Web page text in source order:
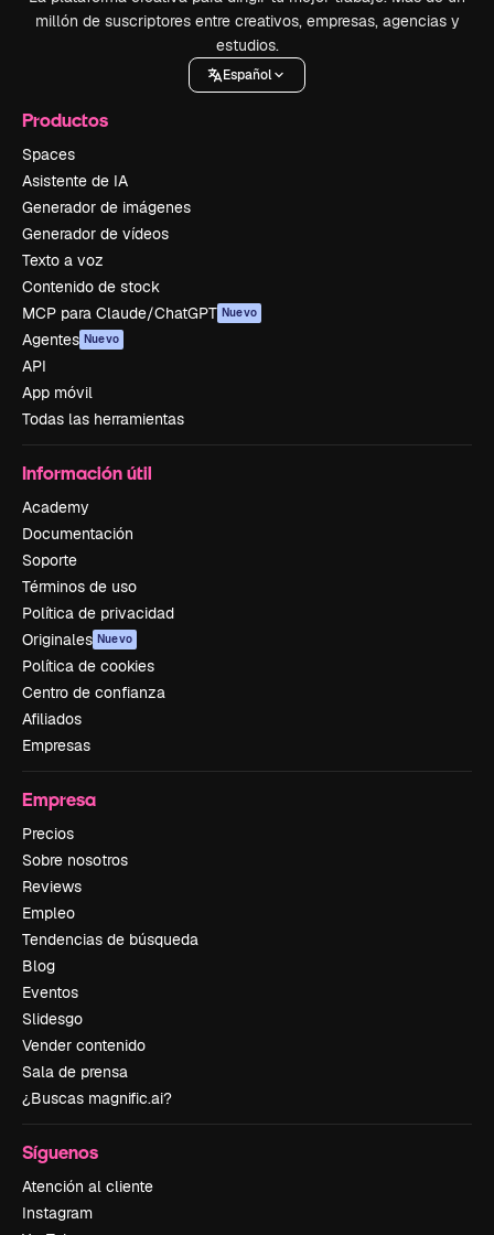
millón de suscriptores entre creativos, empresas, agencias y
estudios.
Español
Productos
Spaces
Asistente de IA
Generador de imágenes
Generador de vídeos
Texto a voz
Contenido de stock
MCP para Claude/ChatGPT Nuevo
Agentes Nuevo
API
App móvil
Todas las herramientas
Información útil
Academy
Documentación
Soporte
Términos de uso
Política de privacidad
Originales Nuevo
Política de cookies
Centro de confianza
Afiliados
Empresas
Empresa
Precios
Sobre nosotros
Reviews
Empleo
Tendencias de búsqueda
Blog
Eventos
Slidesgo
Vender contenido
Sala de prensa
¿Buscas magnific.ai?
Síguenos
Atención al cliente
Instagram